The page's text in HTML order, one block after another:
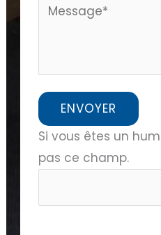
ENVOYER
Si vous êtes un
pas ce champ.